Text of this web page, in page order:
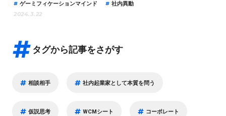
ゲーミフィケーションマインド
社内異動
2024.3.22
タグから記事をさがす
相談相手 社内起業家として本質を問う
仮説思考 WCMシート コーポレート